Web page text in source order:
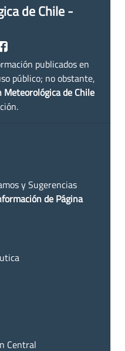
de Chile -
publicados en
público; no obstante,
Meteorológica de Chile
y Sugerencias
de Página
Central